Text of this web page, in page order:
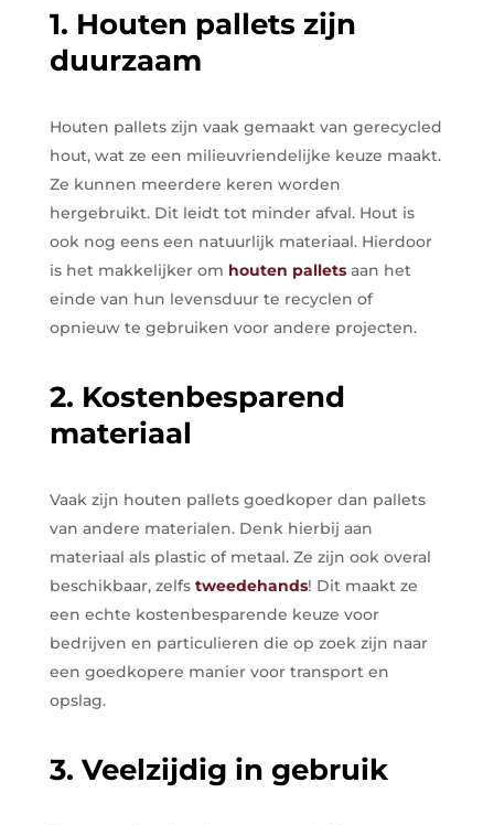
1. Houten pallets zijn
duurzaam
Houten pallets zijn vaak gemaakt van gerecycled
hout, wat ze een milieuvriendelijke keuze maakt.
Ze kunnen meerdere keren worden
hergebruikt. Dit leidt tot minder afval. Hout is
ook nog eens een natuurlijk materiaal. Hierdoor
is het makkelijker om houten palletsaan het
einde van hun levensduur te recyclen of
opnieuw te gebruiken voor andere projecten.
2. Kostenbesparend
materiaal
Vaak zijn houten pallets goedkoper dan pallets
van andere materialen. Denk hierbij aan
materiaal als plastic of metaal. Ze zijn ook overal
beschikbaar, zelfs tweedehands! Dit maakt ze
een echte kostenbesparende keuze voor
bedrijven en particulieren die op zoek zijn naar
een goedkopere manier voor transport en
opslag.
3. Veelzijdig in gebruik